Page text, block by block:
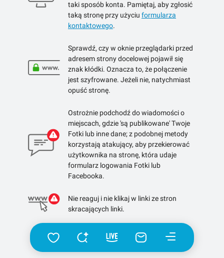
taki sposób konta. Pamiętaj, aby zgłosić
taką stronę przy użyciu formularza
kontaktowego.
Sprawdź, czy w oknie przeglądarki przed
adresem strony docelowej pojawił się
znak kłódki. Oznacza to, że połączenie
jest szyfrowane. Jeżeli nie, natychmiast
opuść stronę.
Ostrożnie podchodź do wiadomości o
miejscach, gdzie 'są publikowane' Twoje
Fotki lub inne dane; z podobnej metody
korzystają atakujący, aby przekierować
użytkownika na stronę, która udaje
formularz logowania Fotki lub
Facebooka.
Nie reaguj i nie klikaj w linki ze stron
skracających linki.